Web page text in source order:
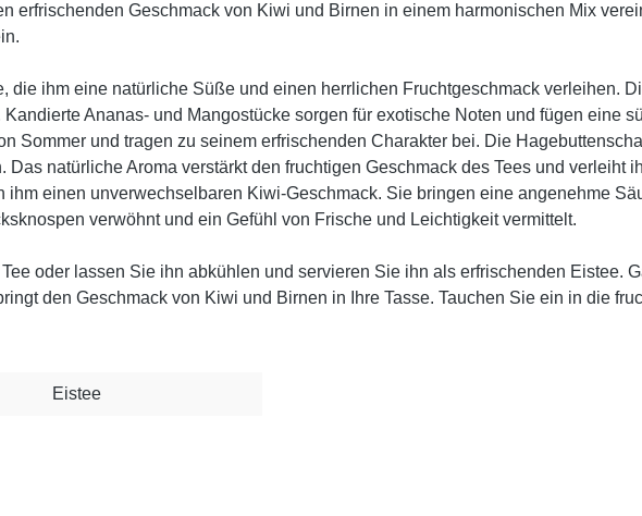
erfrischenden Geschmack von Kiwi und Birnen in einem harmonischen Mix
die ihm eine natürliche Süße und einen herrlichen Fruchtgeschmack verleihen.
Ananas- und Mangostücke sorgen für exotische Noten und fügen eine
Sommer und tragen zu seinem erfrischenden Charakter bei. Die
natürliche Aroma verstärkt den fruchtigen Geschmack des Tees und verleiht
einen unverwechselbaren Kiwi-Geschmack. Sie bringen eine angenehme
verwöhnt und ein Gefühl von Frische und Leichtigkeit vermittelt.
oder lassen Sie ihn abkühlen und servieren Sie ihn als erfrischenden Eistee.
den Geschmack von Kiwi und Birnen in Ihre Tasse. Tauchen Sie ein in die
Eistee